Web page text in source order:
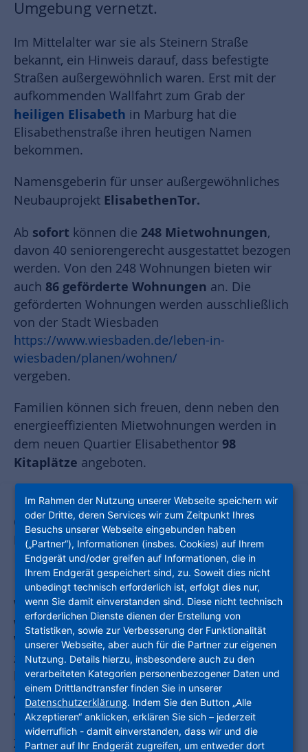
Umgebung vernetzt.
Im Mittelalter war sie als Steinern Straße
bekannt, ein Hinweis darauf, dass befestigte
Straßen außergewöhnlich waren. Erst mit der
aufkommenden Wallfahrt zum Grab der
heiligen Elisabeth in Marburg hat die
Elisabethenstraße ihren heutigen Namen
bekommen.
Namensgeberin für unser außergewöhnliches
Neubauprojekt ElisabethenTor.
Ab sofort können die 248 Mietwohnungen,
davon 40 seniorengerecht ausgestattet bezogen
werden. Von den 248 Wohnungen bieten wir
auch 86 geförderte Wohnungen an. Die
geförderten Wohnungen werden ausschließlich
von der Stadt Wiesbaden
https://www.wiesbaden.de/leben-in-
wiesbaden/planen/wohnen/
vergeben.
Familien können sich freuen, denn neben den
energieeffizienten Mietwohnungen werden in
dem neuen Quartier Elisabethentor 98
Kitaplätze angeboten.
OFFENE BESICHTIGUNG UNSERER
MUSTERWOHNUNG
Erleben Sie Wohnen im
Elisabethentor
Wie fühlt sich Wohnen im Elisabethentor
wirklich an? Schauen Sie doch einfach vorbei:
Wir haben eine moderne 3‑Zimmer-Wohnung
zusammen mit IKEA komplett eingerichtet – so
bekommen Sie ein echtes Gefühl dafür, wie Ihr
Alltag im Elisabethentor aussehen und sich
anfühlen könnte.
Zwischen Naturidylle und Landeshauptstadtflair
Im Rahmen der Nutzung unserer Webseite speichern wir
oder Dritte, deren Services wir zum Zeitpunkt Ihres
Besuchs unserer Webseite eingebunden haben
(„Partner“), Informationen (insbes. Cookies) auf Ihrem
Endgerät und/oder greifen auf Informationen, die in
Ihrem Endgerät gespeichert sind, zu. Soweit dies nicht
unbedingt technisch erforderlich ist, erfolgt dies nur,
wenn Sie damit einverstanden sind. Diese nicht technisch
erforderlichen Dienste dienen der Erstellung von
Statistiken, sowie zur Verbesserung der Funktionalität
unserer Webseite, aber auch für die Partner zur eigenen
Nutzung. Details hierzu, insbesondere auch zu den
verarbeiteten Kategorien personenbezogener Daten und
einem Drittlandtransfer finden Sie in unserer
Datenschutzerklärung. Indem Sie den Button „Alle
Akzeptieren“ anklicken, erklären Sie sich – jederzeit
widerruflich - damit einverstanden, dass wir und die
Partner auf Ihr Endgerät zugreifen, um entweder dort